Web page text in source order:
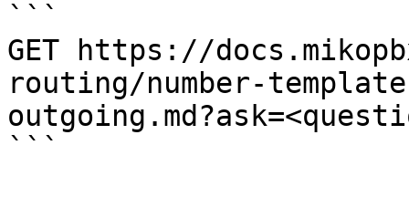
```
GET https://
routing/number-
```